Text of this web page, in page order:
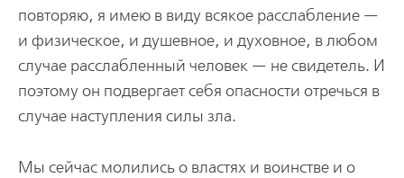
повторяю, я имею в виду всякое расслабление —
и физическое, и душевное, и духовное, в любом
случае расслабленный человек — не свидетель. И
поэтому он подвергает себя опасности отречься в
случае наступления силы зла.
Мы сейчас молились о властях и воинстве и о